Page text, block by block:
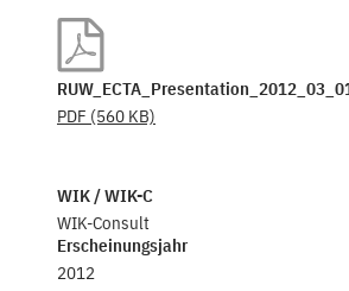
PDF (560 KB)
WIK / WIK-C
WIK-Consult
Erscheinungsjahr
2012